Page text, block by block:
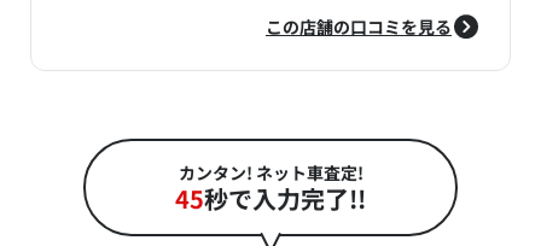
この店舗の口コミを見る
カンタン! ネット車査定!
45秒で入力完了!!